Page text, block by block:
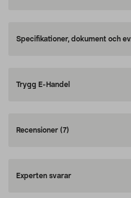
Specifikationer, dokument och
Trygg E-Handel
Recensioner (7)
Experten svarar